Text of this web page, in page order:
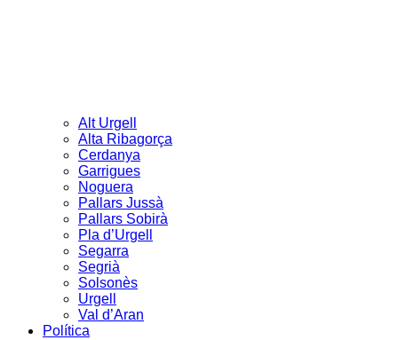
Alt Urgell
Alta Ribagorça
Cerdanya
Garrigues
Noguera
Pallars Jussà
Pallars Sobirà
Pla d’Urgell
Segarra
Segrià
Solsonès
Urgell
Val d’Aran
Política